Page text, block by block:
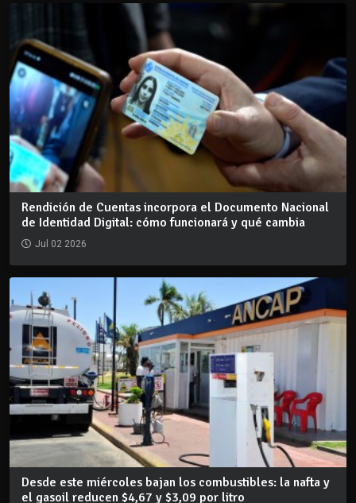
Rendición de Cuentas incorpora el Documento Nacional
de Identidad Digital: cómo funcionará y qué cambia
Jul 02 2026
Desde este miércoles bajan los combustibles: la nafta y
el gasoil reducen $4,67 y $3,09 por litro